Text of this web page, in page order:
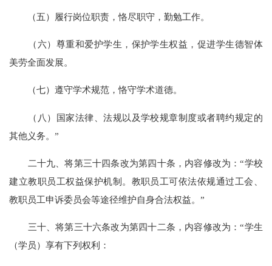
（五）履行岗位职责，恪尽职守，勤勉工作。
（六）尊重和爱护学生，保护学生权益，促进学生德智体
美劳全面发展。
（七）遵守学术规范，恪守学术道德。
（八）国家法律、法规以及学校规章制度或者聘约规定的
其他义务。”
二十九、将第三十四条改为第四十条，内容修改为：“学校
建立教职员工权益保护机制。教职员工可依法依规通过工会、
教职员工申诉委员会等途径维护自身合法权益。”
三十、将第三十六条改为第四十二条，内容修改为：“学生
（学员）享有下列权利：